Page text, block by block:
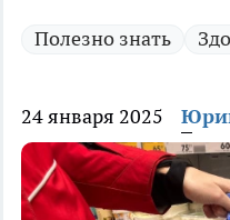
Полезно знать
24 января 2025